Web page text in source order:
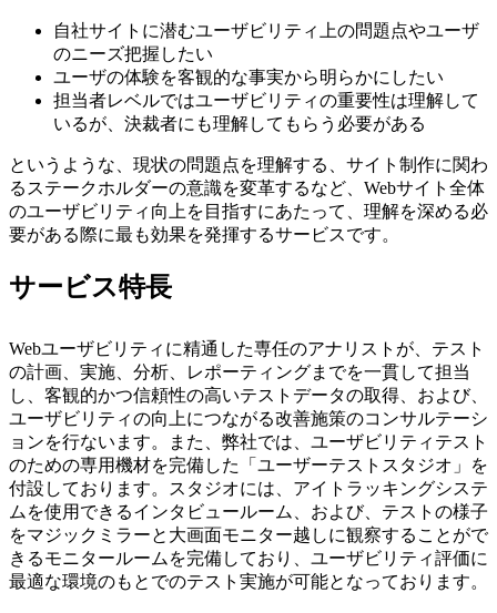
自社サイトに潜むユーザビリティ上の問題点やユーザ
のニーズ把握したい
ユーザの体験を客観的な事実から明らかにしたい
担当者レベルではユーザビリティの重要性は理解して
いるが、決裁者にも理解してもらう必要がある
というような、現状の問題点を理解する、サイト制作に関わ
るステークホルダーの意識を変革するなど、Webサイト全体
のユーザビリティ向上を目指すにあたって、理解を深める必
要がある際に最も効果を発揮するサービスです。
サービス特長
Webユーザビリティに精通した専任のアナリストが、テスト
の計画、実施、分析、レポーティングまでを一貫して担当
し、客観的かつ信頼性の高いテストデータの取得、および、
ユーザビリティの向上につながる改善施策のコンサルテーシ
ョンを行ないます。また、弊社では、ユーザビリティテスト
のための専用機材を完備した「ユーザーテストスタジオ」を
付設しております。スタジオには、アイトラッキングシステ
ムを使用できるインタビュールーム、および、テストの様子
をマジックミラーと大画面モニター越しに観察することがで
きるモニタールームを完備しており、ユーザビリティ評価に
最適な環境のもとでのテスト実施が可能となっております。